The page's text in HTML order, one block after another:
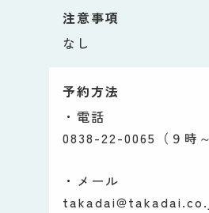
注意事項
なし
予約方法
・電話
0838-22-0065（９時
・メール